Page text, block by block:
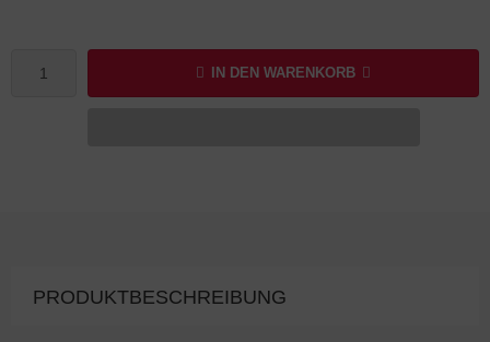
IN DEN WARENKORB
PRODUKTBESCHREIBUNG